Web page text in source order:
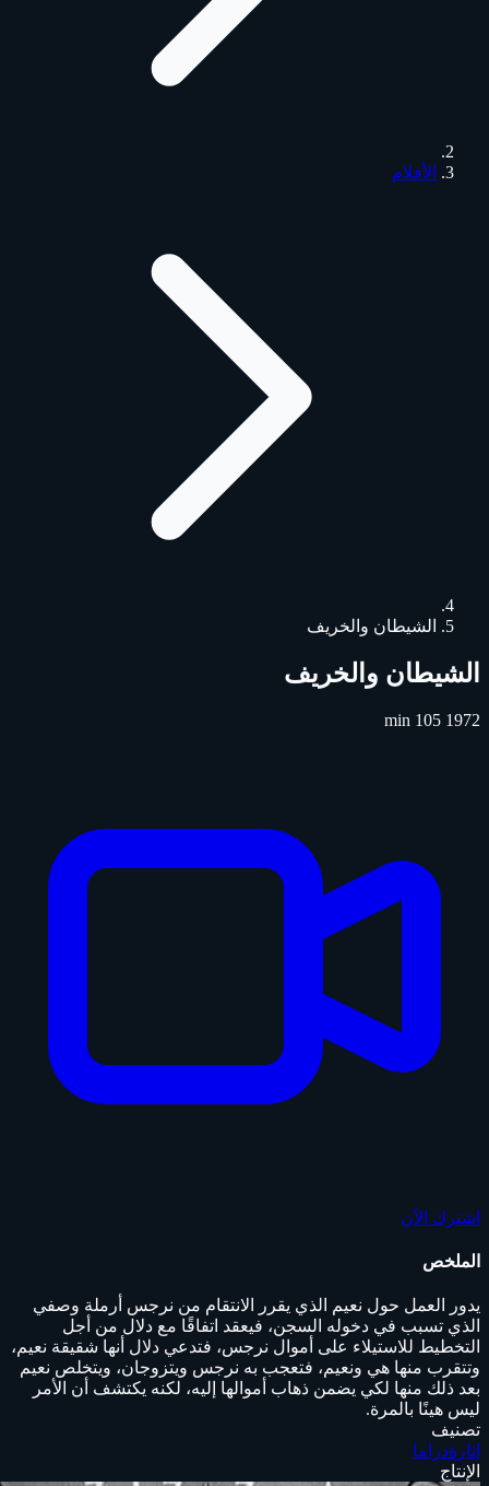
الأفلام
الشيطان والخريف
الشيطان والخريف
1972
105 min
اشترك الآن
الملخص
يدور العمل حول نعيم الذي يقرر الانتقام من نرجس أرملة وصفي
الذي تسبب في دخوله السجن، فيعقد اتفاقًا مع دلال من أجل
التخطيط للاستيلاء على أموال نرجس، فتدعي دلال أنها شقيقة نعيم،
وتتقرب منها هي ونعيم، فتعجب به نرجس ويتزوجان، ويتخلص نعيم
بعد ذلك منها لكي يضمن ذهاب أموالها إليه، لكنه يكتشف أن الأمر
ليس هينًا بالمرة.
تصنيف
إثارةدراما
الإنتاج